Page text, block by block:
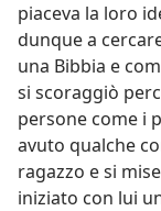
piaceva la loro
dunque a
una Bibbia e
si scoraggiò
persone come i
avuto qualche
ragazzo e si
iniziato con lui